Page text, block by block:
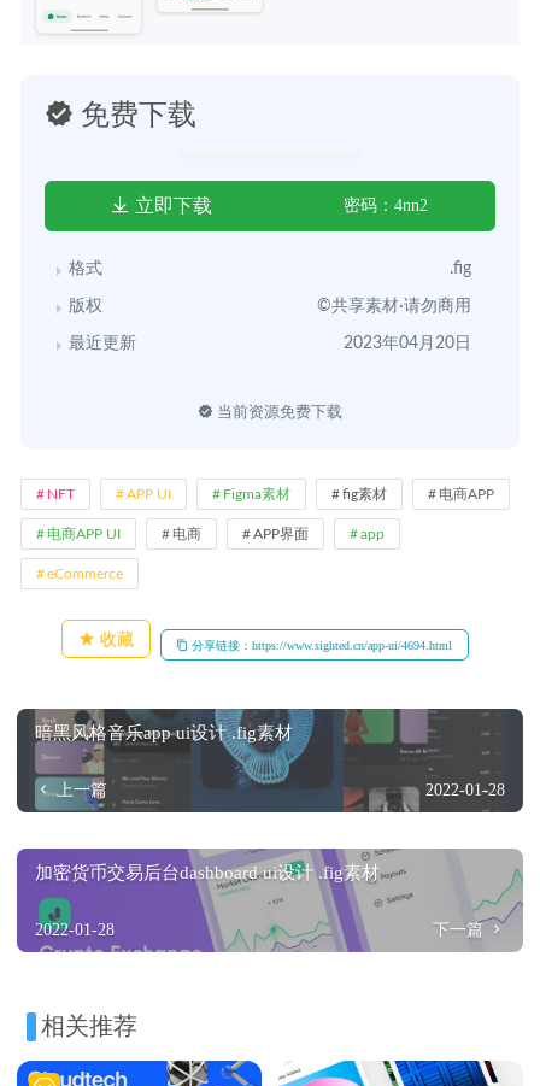
免费下载
立即下载 密码：4nn2
格式 .fig
版权 ©共享素材·请勿商用
最近更新 2023年04月20日
当前资源免费下载
NFT APP UI Figma素材 fig素材 电商APP
电商APP UI 电商 APP界面 app
eCommerce
收藏 分享链接：https://www.sighted.cn/app-ui/4694.html
暗黑风格音乐app ui设计 .fig素材
上一篇 2022-01-28
加密货币交易后台dashboard ui设计 .fig素材
2022-01-28 下一篇
相关推荐